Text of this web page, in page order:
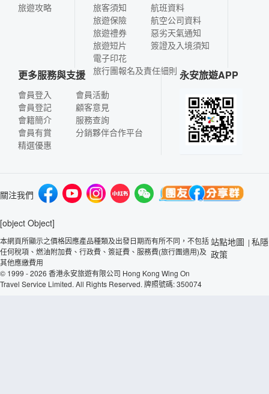
旅遊攻略
旅客須知
旅遊保險
旅遊禮券
旅遊短片
電子印花
航班資料
航空公司資料
惡劣天氣通知
簽證及入境須知
旅行團報名及責任細則
更多服務與支援
會員登入
會員登記
會籍簡介
會員有賞
精選優惠
會員活動
顧客意見
服務查詢
分銷夥伴合作平台
永安旅遊APP
關注我們
[object Object]
本網頁所顯示之價格因應產品種類及出發日期而有所不同，不包括
任何稅項、燃油附加費、行政費、簽証費、服務費(旅行團適用)及
其他應繳費用
© 1999 - 2026 香港永安旅遊有限公司 Hong Kong Wing On
Travel Service Limited. All Rights Reserved. 牌照號碼: 350074
站點地圖 | 私隱
政策